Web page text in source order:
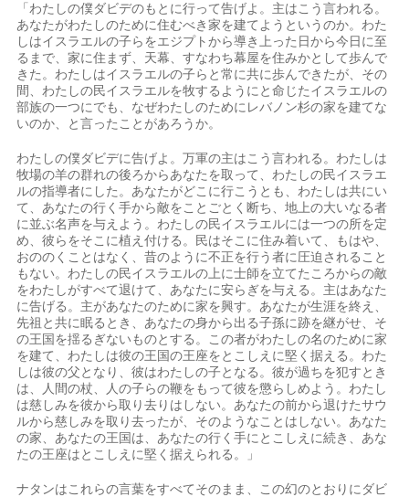
「わたしの僕ダビデのもとに行って告げよ。主はこう言われる。
あなたがわたしのために住むべき家を建てようというのか。わた
しはイスラエルの子らをエジプトから導き上った日から今日に至
るまで、家に住まず、天幕、すなわち幕屋を住みかとして歩んで
きた。わたしはイスラエルの子らと常に共に歩んできたが、その
間、わたしの民イスラエルを牧するようにと命じたイスラエルの
部族の一つにでも、なぜわたしのためにレバノン杉の家を建てな
いのか、と言ったことがあろうか。
わたしの僕ダビデに告げよ。万軍の主はこう言われる。わたしは
牧場の羊の群れの後ろからあなたを取って、わたしの民イスラエ
ルの指導者にした。あなたがどこに行こうとも、わたしは共にい
て、あなたの行く手から敵をことごとく断ち、地上の大いなる者
に並ぶ名声を与えよう。わたしの民イスラエルには一つの所を定
め、彼らをそこに植え付ける。民はそこに住み着いて、もはや、
おののくことはなく、昔のように不正を行う者に圧迫されること
もない。わたしの民イスラエルの上に士師を立てたころからの敵
をわたしがすべて退けて、あなたに安らぎを与える。主はあなた
に告げる。主があなたのために家を興す。あなたが生涯を終え、
先祖と共に眠るとき、あなたの身から出る子孫に跡を継がせ、そ
の王国を揺るぎないものとする。この者がわたしの名のために家
を建て、わたしは彼の王国の王座をとこしえに堅く据える。わた
しは彼の父となり、彼はわたしの子となる。彼が過ちを犯すとき
は、人間の杖、人の子らの鞭をもって彼を懲らしめよう。わたし
は慈しみを彼から取り去りはしない。あなたの前から退けたサウ
ルから慈しみを取り去ったが、そのようなことはしない。あなた
の家、あなたの王国は、あなたの行く手にとこしえに続き、あな
たの王座はとこしえに堅く据えられる。」
ナタンはこれらの言葉をすべてそのまま、この幻のとおりにダビ